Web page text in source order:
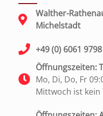
Walther-
Michelstadt
+49 (0) 6061
Öffnungszeiten:
Mo, Di, Do, Fr
Mittwoch ist kein